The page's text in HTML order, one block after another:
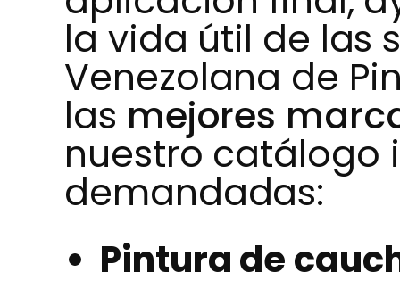
la vida útil de las
Venezolana de
las mejores
nuestro catálogo
demandadas:
Pintura de